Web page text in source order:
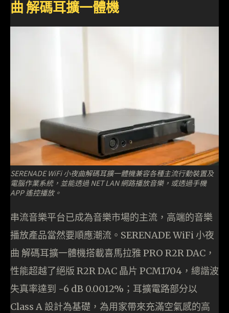
曲 解碼耳擴一體機
SERENADE WiFi 小夜曲解碼耳擴一體機兼容各種主流行動裝置及
電腦作業系統，並能透過 NET LAN 網路播放音樂，或透過手機
APP 遙控播放。
串流音樂平台已成為音樂市場的主流，高端的音樂
播放產品當然要順應潮流。SERENADE WiFi 小夜
曲 解碼耳擴一體機搭載喜馬拉雅 PRO R2R DAC，
性能超越了絕版 R2R DAC 晶片 PCM1704，總諧波
失真率達到 -6 dB 0.0012%；耳擴電路部分以
Class A 設計為基礎，為用家帶來充滿空氣感的高